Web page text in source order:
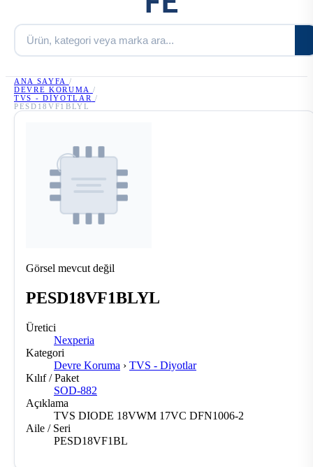
ANA SAYFA /
DEVRE KORUMA /
TVS - DIYOTLAR
/
PESD18VF1BLYL
Görsel mevcut değil
PESD18VF1BLYL
Üretici
Nexperia
Kategori
Devre Koruma › TVS - Diyotlar
Kılıf / Paket
SOD-882
Açıklama
TVS DIODE 18VWM 17VC DFN1006-2
Aile / Seri
PESD18VF1BL